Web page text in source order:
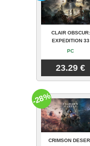
CLAIR OBSCUR:
EXPEDITION 33
PC
23.29 €
CRIMSON
-28%